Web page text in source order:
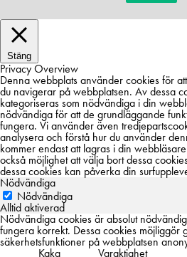
Stäng
Privacy Overview
Denna webbplats använder cookies för
du navigerar på webbplatsen. Av dessa
kategoriseras som nödvändiga i din
nödvändiga för att de grundläggande
fungera. Vi använder även
analysera och förstå hur du använder
kommer endast att lagras i din
också möjlighet att välja bort dessa
dessa cookies kan påverka din
Nödvändiga
Nödvändiga
Alltid aktiverad
Nödvändiga cookies är absolut
fungera korrekt. Dessa cookies möjliggör
säkerhetsfunktioner på webbplatsen
Kaka Varaktighet